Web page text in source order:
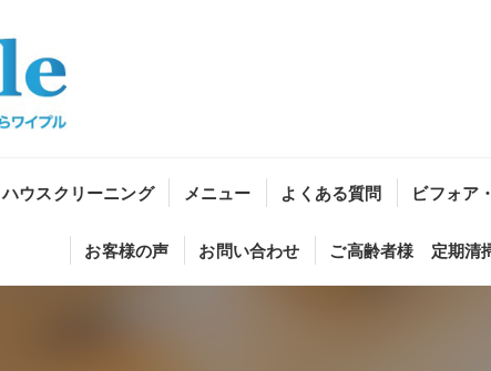
ハウスクリーニング メニュー よくある質問 ビフォア
お客様の声 お問い合わせ ご高齢者様 定期清